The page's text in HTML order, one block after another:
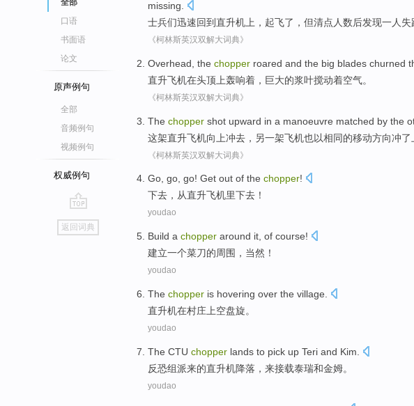
全部
口语
书面语
论文
原声例句
全部
音频例句
视频例句
权威例句
go
top
返回词典
missing
士兵们迅速回到直升机 上， 起飞了， 但清点 人数后发现一人 失
《柯林斯英汉双解大词典》
Overhead the chopper roared and the big blades churned
直升飞机在头顶 上轰响着， 巨大的浆叶搅动着空气。
《柯林斯英汉双解大词典》
The chopper shot upward in a manoeuvre matched by the
这架直升飞机向上冲去， 另一架飞机也以相同的移动方向冲了
《柯林斯英汉双解大词典》
Go, go, go! Get out of the chopper!
下去 ， 从直升飞机里下去！
youdao
Build a chopper around it of course!
建立一个菜刀的周围 ，当然！
youdao
The chopper is hovering over the village
直升机在村庄上空盘旋。
youdao
The CTU chopper lands to pick up Teri and Kim
反恐组派来的直升机降落， 来接载泰瑞和金姆。
youdao